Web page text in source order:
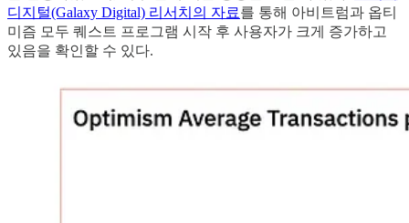
디지털(Galaxy Digital) 리서치의 자료를 통해 아비트럼과 옵티
미즘 모두 퀘스트 프로그램 시작 후 사용자가 크게 증가하고
있음을 확인할 수 있다.